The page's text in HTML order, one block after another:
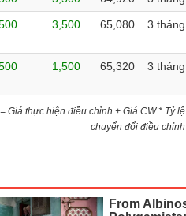
3,500 65,080 3 tháng
1,500 65,320 3 tháng
Giá thực hiện điều chỉnh + Giá CW * Tỷ lệ
chuyển đổi điều chỉnh